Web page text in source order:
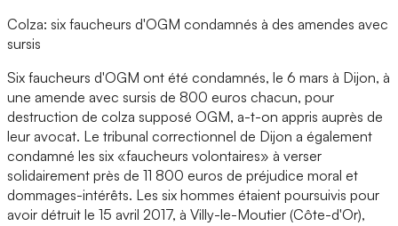
Colza: six faucheurs d'OGM condamnés à des amendes avec
sursis
Six faucheurs d'OGM ont été condamnés, le 6 mars à Dijon, à
une amende avec sursis de 800 euros chacun, pour
destruction de colza supposé OGM, a-t-on appris auprès de
leur avocat. Le tribunal correctionnel de Dijon a également
condamné les six «faucheurs volontaires» à verser
solidairement près de 11 800 euros de préjudice moral et
dommages-intérêts. Les six hommes étaient poursuivis pour
avoir détruit le 15 avril 2017, à Villy-le-Moutier (Côte-d'Or),